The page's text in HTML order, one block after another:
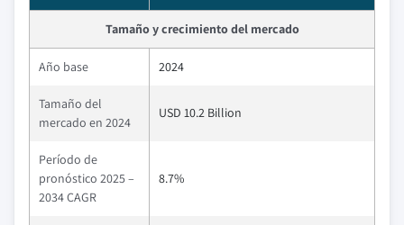
Tamaño y crecimiento del mercado
Año base 2024
Tamaño del
mercado en 2024
USD 10.2 Billion
Período de
pronóstico 2025 –
2034 CAGR
8.7%